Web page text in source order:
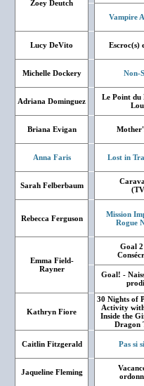
Zoey Deutch
Vampire
Lucy DeVito Escroc(s)
Michelle Dockery Non-
Adriana Dominguez
Le Point du
Briana Evigan
Anna Faris Lost in
Sarah Felberbaum
Rebecca Ferguson
Mission
Rogue
Emma Field-
Rayner
Goal
Goal! -
Kathryn Fiore
30 Nights of
Activity
Inside the
Dragon
Caitlin Fitzgerald Pas si
Jaqueline Fleming